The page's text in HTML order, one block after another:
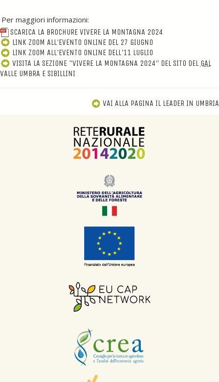
Per maggiori informazioni:
SCARICA LA BROCHURE VIVERE LA MONTAGNA 2024
LINK ZOOM ALL'EVENTO ONLINE DEL 27 GIUGNO
LINK ZOOM ALL'EVENTO ONLINE DELL'11 LUGLIO
VISITA LA SEZIONE "VIVERE LA MONTAGNA 2024" DEL SITO DEL GAL
VALLE UMBRA E SIBILLINI
VAI ALLA PAGINA IL LEADER IN UMBRIA